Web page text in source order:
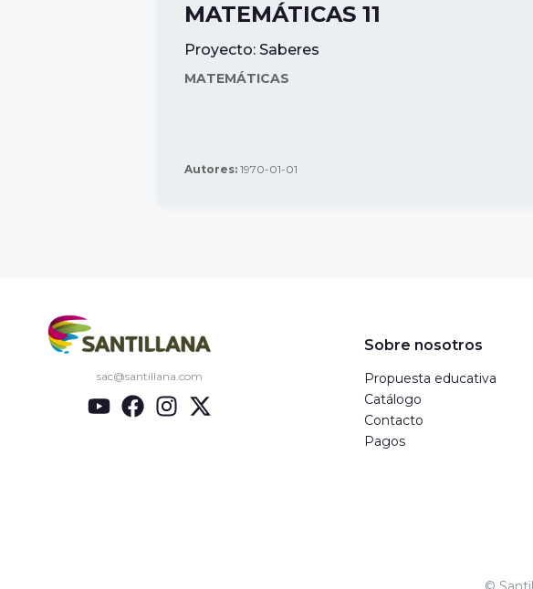
MATEMÁTICAS 11
Proyecto: Saberes
MATEMÁTICAS
Autores: 1970-01-01
sac@santillana.com
Sobre nosotros
Propuesta educativa
Catálogo
Contacto
Pagos